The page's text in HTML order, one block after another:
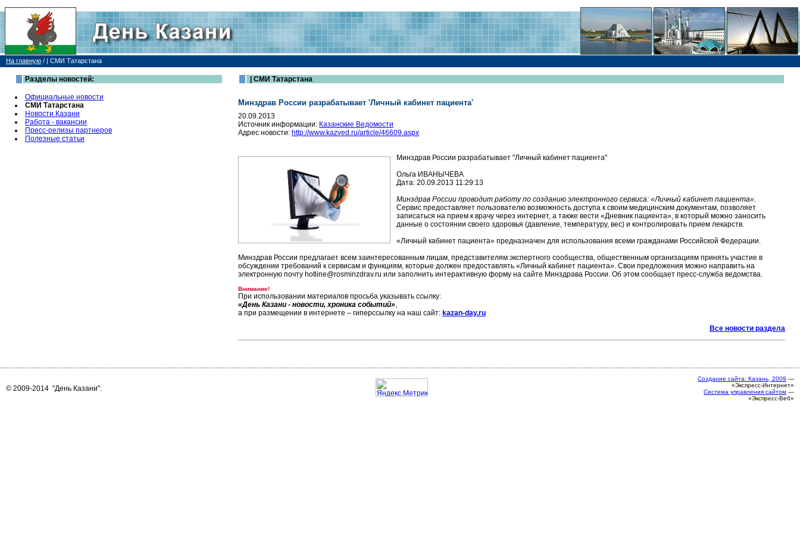
На главную / | СМИ Татарстана
Разделы новостей:
Официальные новости
СМИ Татарстана
Новости Казани
Работа - вакансии
Пресс-релизы партнеров
Полезные статьи
| СМИ Татарстана
Минздрав России разрабатывает 'Личный кабинет пациента'
20.09.2013
Источник информации: Казанские Ведомости
Адрес новости: http://www.kazved.ru/article/46609.aspx
Минздрав России разрабатывает "Личный кабинет пациента"
Ольга ИВАНЫЧЕВА
Дата: 20.09.2013 11:29:13
Минздрав России проводит работу по созданию электронного сервиса: «Личный кабинет пациента».
Сервис предоставляет пользователю возможность доступа к своим медицинским документам, позволяет
записаться на прием к врачу через интернет, а также вести «Дневник пациента», в который можно заносить
данные о состоянии своего здоровья (давление, температуру, вес) и контролировать прием лекарств.
«Личный кабинет пациента» предназначен для использования всеми гражданами Российской Федерации.
Минздрав России предлагает всем заинтересованным лицам, представителям экспертного сообщества, общественным организациям принять участие в
обсуждении требований к сервисам и функциям, которые должен предоставлять «Личный кабинет пациента». Свои предложения можно направить на
электронную почту hotline@rosminzdrav.ru или заполнить интерактивную форму на сайте Минздрава России. Об этом сообщает пресс-служба ведомства.
Внимание!
При использовании материалов просьба указывать ссылку:
«День Казани - новости, хроника событий»,
а при размещении в интернете – гиперссылку на наш сайт: kazan-day.ru
Все новости раздела
© 2009-2014 "День Казани".
Создание сайта: Казань, 2009 —
«Экспресс-Интернет»
Система управления сайтом —
«Экспресс-Веб»